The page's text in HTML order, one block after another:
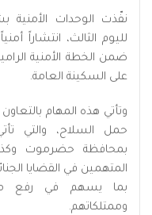
نفّذت الوحدات
لليوم الثالث، انتشاراً
ضمن الخطة الأمنية
على السكينة العامة.
وتأتي هذه المهام
حمل السلاح، والتي
بمحافظة حضرموت
المتهمين في القضايا
بما يسهم في رفع
وممتلكاتهم.